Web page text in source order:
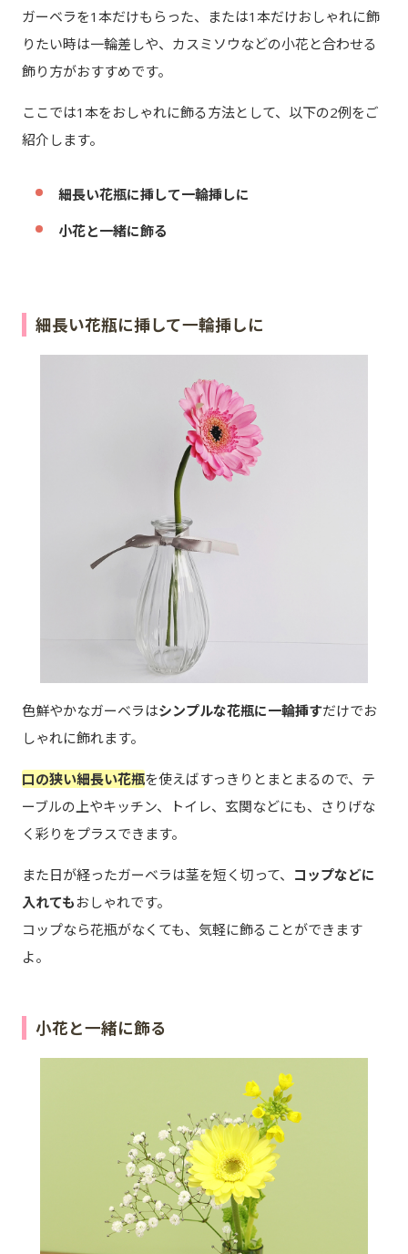
ガーベラを1本だけもらった、または1本だけおしゃれに飾
りたい時は一輪差しや、カスミソウなどの小花と合わせる
飾り方がおすすめです。
ここでは1本をおしゃれに飾る方法として、以下の2例をご
紹介します。
細長い花瓶に挿して一輪挿しに
小花と一緒に飾る
細長い花瓶に挿して一輪挿しに
色鮮やかなガーベラはシンプルな花瓶に一輪挿すだけでお
しゃれに飾れます。
口の狭い細長い花瓶を使えばすっきりとまとまるので、テ
ーブルの上やキッチン、トイレ、玄関などにも、さりげな
く彩りをプラスできます。
また日が経ったガーベラは茎を短く切って、 コップなどに
入れても おしゃれです。
コップなら花瓶がなくても、気軽に飾ることができます
よ。
小花と一緒に飾る